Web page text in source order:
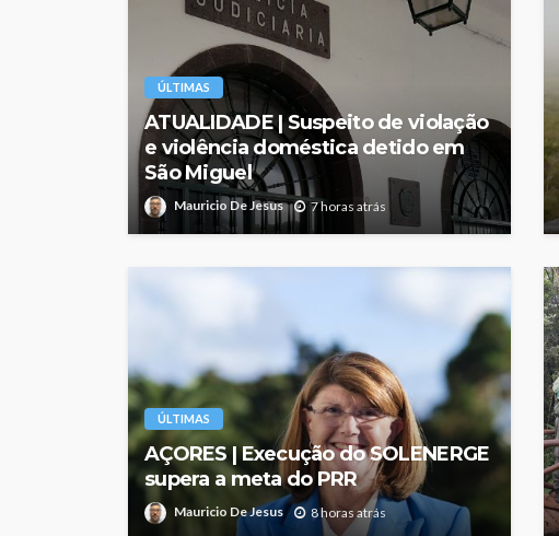
ÚLTIMAS
ATUALIDADE | Suspeito de violação
e violência doméstica detido em
São Miguel
Mauricio De Jesus 7 horas atrás
ÚLTIMAS
AÇORES | Execução do SOLENERGE
supera a meta do PRR
Mauricio De Jesus 8 horas atrás